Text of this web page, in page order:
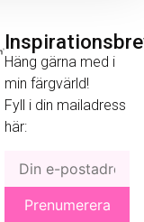
Häng gärna med i
min färgvärld!
Fyll i din mailadress
här: